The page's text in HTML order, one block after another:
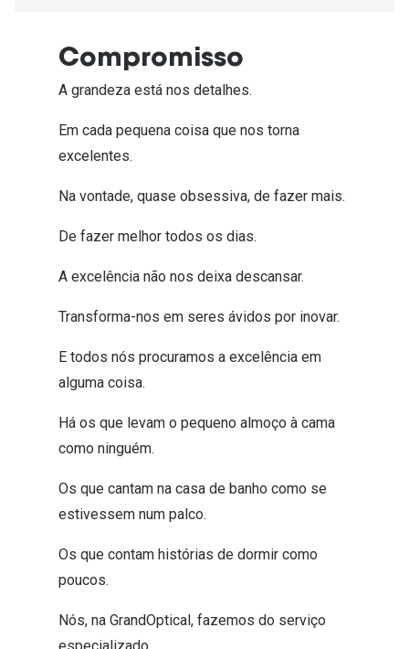
Compromisso
A grandeza está nos detalhes.
Em cada pequena coisa que nos torna
excelentes.
Na vontade, quase obsessiva, de fazer mais.
De fazer melhor todos os dias.
A excelência não nos deixa descansar.
Transforma-nos em seres ávidos por inovar.
E todos nós procuramos a excelência em
alguma coisa.
Há os que levam o pequeno almoço à cama
como ninguém.
Os que cantam na casa de banho como se
estivessem num palco.
Os que contam histórias de dormir como
poucos.
Nós, na GrandOptical, fazemos do serviço
especializado